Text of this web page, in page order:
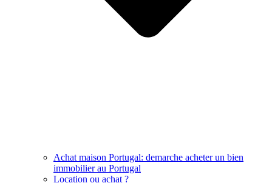
Achat maison Portugal: demarche acheter un bien
immobilier au Portugal
Location ou achat ?